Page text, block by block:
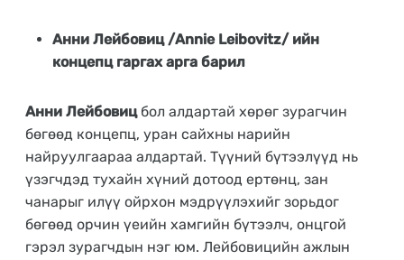
Анни Лейбовиц /Annie Leibovitz/ ийн
концепц гаргах арга барил
Анни Лейбовицбол алдартай хөрөг зурагчин
бөгөөд концепц, уран сайхны нарийн
найруулгаараа алдартай. Түүний бүтээлүүд нь
үзэгчдэд тухайн хүний дотоод ертөнц, зан
чанарыг илүү ойрхон мэдрүүлэхийг зорьдог
бөгөөд орчин үеийн хамгийн бүтээлч, онцгой
гэрэл зурагчдын нэг юм. Лейбовицийн ажлын